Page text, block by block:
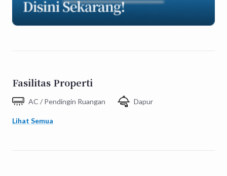
Fasilitas Properti
AC / Pendingin Ruangan Dapur
Lihat Semua